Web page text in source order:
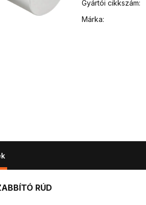
Gyártói cikkszám:
Márka:
RÚD